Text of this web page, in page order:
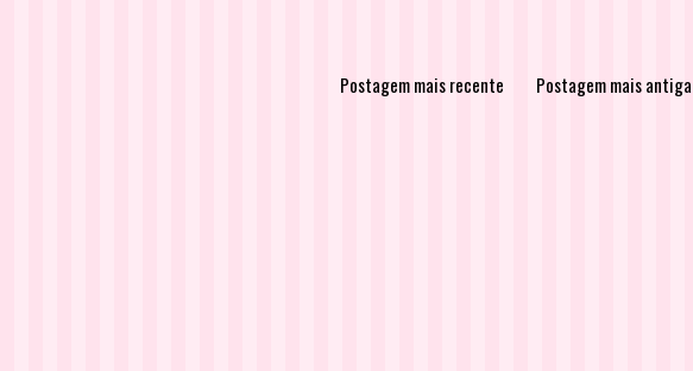
Postagem mais recente Postagem mais antiga